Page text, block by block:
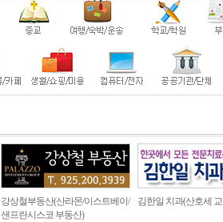
강상철부동산(산라몬/이스트베이/
샌프란시스코 부동산)
김한일 치과(산호세